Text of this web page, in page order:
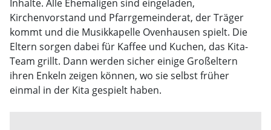
Inhalte. Alle Ehemaligen sind eingeladen,
Kirchenvorstand und Pfarrgemeinderat, der Träger
kommt und die Musikkapelle Ovenhausen spielt. Die
Eltern sorgen dabei für Kaffee und Kuchen, das Kita-
Team grillt. Dann werden sicher einige Großeltern
ihren Enkeln zeigen können, wo sie selbst früher
einmal in der Kita gespielt haben.